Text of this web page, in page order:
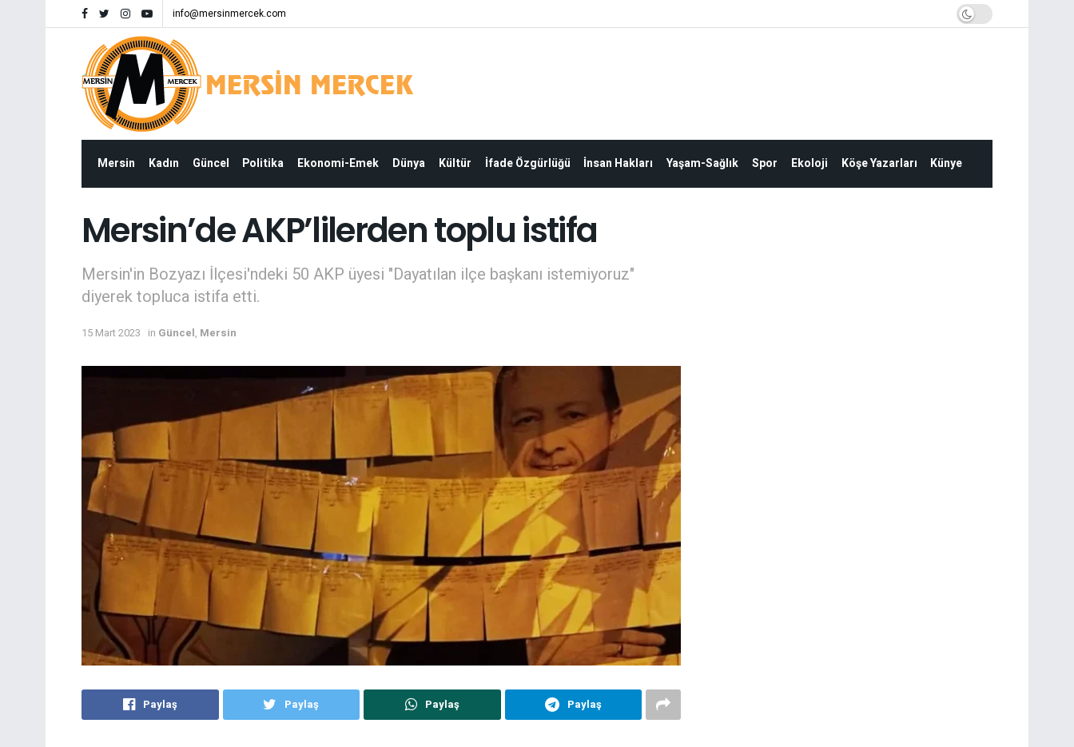
info@mersinmercek.com
Mersin Kadın Güncel Politika Ekonomi-Emek Dünya Kültür İfade Özgürlüğü İnsan Hakları Yaşam-Sağlık Spor Ekoloji Köşe Yazarları Künye
Mersin’de AKP’lilerden toplu istifa
Mersin'in Bozyazı İlçesi'ndeki 50 AKP üyesi "Dayatılan ilçe başkanı istemiyoruz"
diyerek topluca istifa etti.
15 Mart 2023 in Güncel, Mersin
Paylaş Paylaş Paylaş Paylaş